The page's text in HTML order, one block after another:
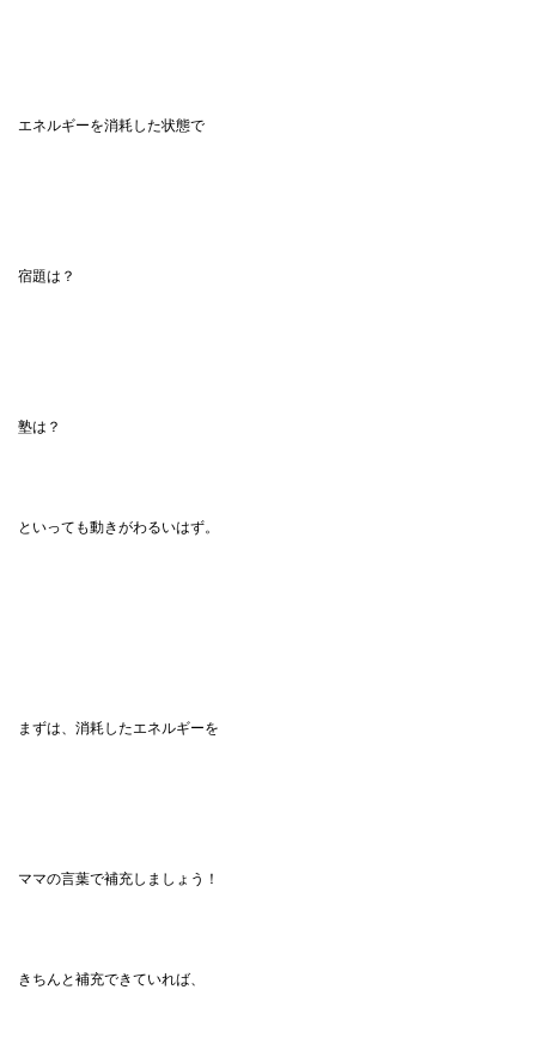
エネルギーを消耗した状態で
宿題は？
塾は？
といっても動きがわるいはず。
まずは、消耗したエネルギーを
ママの言葉で補充しましょう！
きちんと補充できていれば、